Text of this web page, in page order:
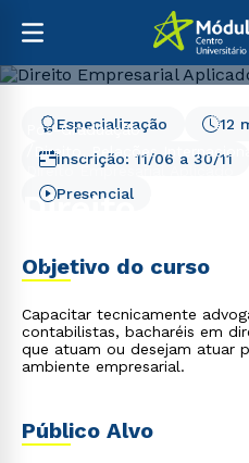
Pós-Graduação
Direito, Relações
Direito Empresarial Aplicado
Direito
12
Especialização
Presencial
Inscrição: 11/06 a 30/11
Objetivo do curso
Capacitar tecnicamente
contabilistas, bacharéis em
que atuam ou desejam atuar
ambiente empresarial.
Público Alvo